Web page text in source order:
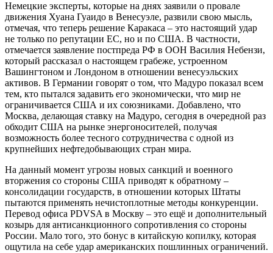
Немецкие эксперты, которые на днях заявили о провале
движения Хуана Гуаидо в Венесуэле, развили свою мысль,
отмечая, что теперь решение Каракаса – это настоящий удар
не только по репутации ЕС, но и по США. В частности,
отмечается заявление постпреда РФ в ООН Василия Небензи,
который рассказал о настоящем грабеже, устроенном
Вашингтоном и Лондоном в отношении венесуэльских
активов. В Германии говорят о том, что Мадуро показал всем
тем, кто пытался задавить его экономически, что мир не
ограничивается США и их союзниками. Добавлено, что
Москва, делающая ставку на Мадуро, сегодня в очередной раз
обходит США на рынке энергоносителей, получая
возможность более тесного сотрудничества с одной из
крупнейших нефтедобывающих стран мира.
На данный момент угрозы новых санкций и военного
вторжения со стороны США приводят к обратному –
консолидации государств, в отношении которых Штаты
пытаются применять нечистоплотные методы конкуренции.
Перевод офиса PDVSA в Москву – это ещё и дополнительный
козырь для антисанкционного сопротивления со стороны
России. Мало того, это бонус в китайскую копилку, которая
ощутила на себе удар американских пошлинных ограничений.